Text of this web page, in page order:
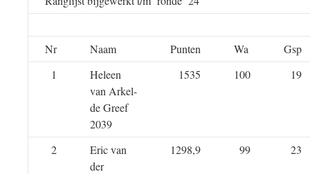
Nr Naam Punten Wa
Gsp
1
Heleen
van Arkel-
de Greef
2039
1535 100 19
2
Eric van
der
1298,9 99 23